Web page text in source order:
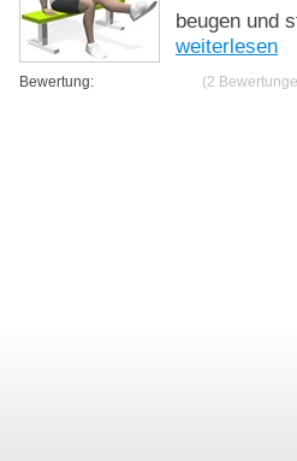
beugen und
weiterlesen
Bewertung: (2